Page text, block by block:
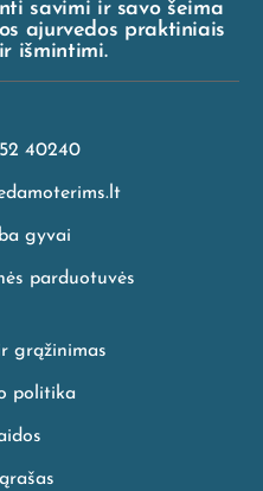
savimi ir savo šeima
ajurvedos praktiniais
išmintimi.
40240
gyvai
parduotuvės
grąžinimas
politika